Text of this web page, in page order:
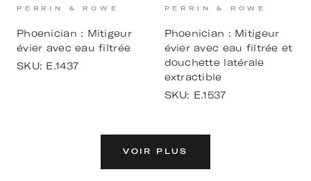
PERRIN & ROWE
Phoenician : Mitigeur
évier avec eau filtrée
SKU: E.1437
PERRIN & ROWE
Phoenician : Mitigeur
évier avec eau filtrée et
douchette latérale
extractible
SKU: E.1537
VOIR PLUS